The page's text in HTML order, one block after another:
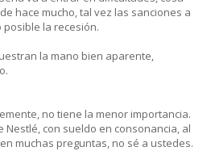
hace mucho, tal vez las sanciones a
la recesión.
la mano bien aparente,
no tiene la menor importancia.
con sueldo en consonancia, al
muchas preguntas, no sé a ustedes.